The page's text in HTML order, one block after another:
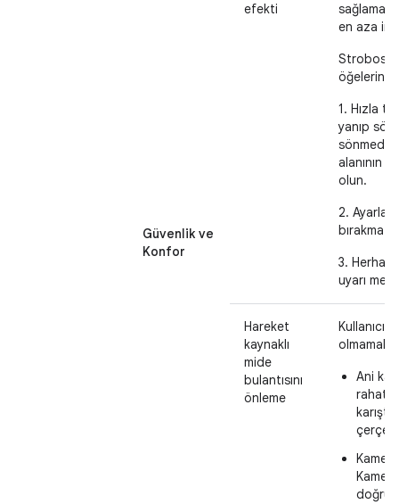
Güvenlik ve
Konfor
efekti
sağlamak
en aza
öğelerini
1. Hızla
yanıp
alanının
olun.
2. Ayarlar
bırakma
3.
uyarı
Hareket
kaynaklı
mide
bulantısını
önleme
olmamak
Ani
doğru